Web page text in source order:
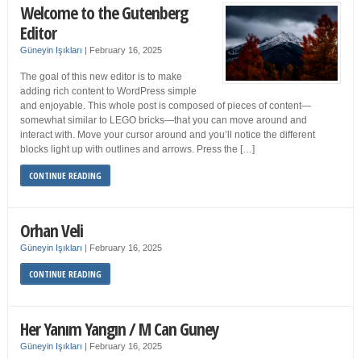
Welcome to the Gutenberg
Editor
Güneyin Işıkları | February 16, 2025
The goal of this new editor is to make
adding rich content to WordPress simple
and enjoyable. This whole post is composed of pieces of content—
somewhat similar to LEGO bricks—that you can move around and
interact with. Move your cursor around and you’ll notice the different
blocks light up with outlines and arrows. Press the […]
CONTINUE READING
Orhan Veli
Güneyin Işıkları | February 16, 2025
CONTINUE READING
Her Yanım Yangın / M Can Guney
Güneyin Işıkları | February 16, 2025